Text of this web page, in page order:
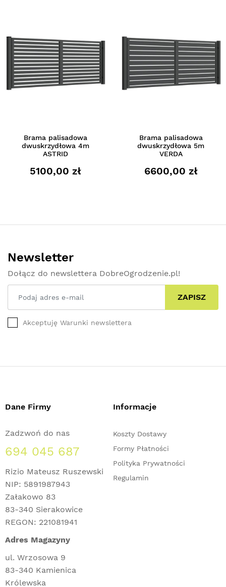
Brama palisadowa
dwuskrzydłowa 4m
ASTRID
5100,00 zł
Brama palisadowa
dwuskrzydłowa 5m
VERDA
6600,00 zł
Newsletter
Dołącz do newslettera DobreOgrodzenie.pl!
ZAPISZ
Akceptuję Warunki newslettera
Dane Firmy
Zadzwoń do nas
694 045 687
Rizio Mateusz Ruszewski
NIP: 5891987943
Załakowo 83
83-340 Sierakowice
REGON: 221081941
Adres Magazyny
ul. Wrzosowa 9
83-340 Kamienica
Królewska
Informacje
Koszty Dostawy
Formy Płatności
Polityka Prywatności
Regulamin